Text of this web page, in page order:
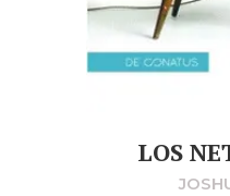
LOS